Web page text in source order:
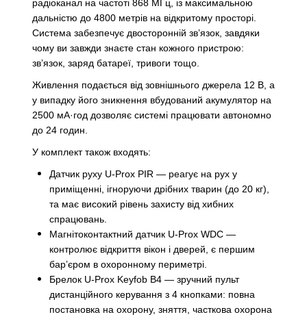
радіоканал на частоті 868 МГц, із максимальною
дальністю до 4800 метрів на відкритому просторі.
Система забезпечує двосторонній зв’язок, завдяки
чому ви завжди знаєте стан кожного пристрою:
зв’язок, заряд батареї, тривоги тощо.
Живлення подається від зовнішнього джерела 12 В, а
у випадку його зникнення вбудований акумулятор на
2500 мА·год дозволяє системі працювати автономно
до 24 годин.
У комплект також входять:
Датчик руху U-Prox PIR — реагує на рух у
приміщенні, ігноруючи дрібних тварин (до 20 кг),
та має високий рівень захисту від хибних
спрацювань.
Магнітоконтактний датчик U-Prox WDC —
контролює відкриття вікон і дверей, є першим
бар’єром в охоронному периметрі.
Брелок U-Prox Keyfob B4 — зручний пульт
дистанційного керування з 4 кнопками: повна
постановка на охорону, зняття, часткова охорона